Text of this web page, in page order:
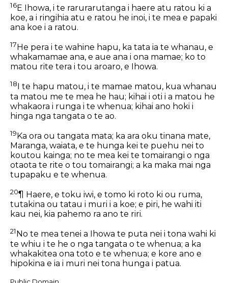
16E Ihowa, i te rarurarutanga i haere atu ratou ki a
koe, a i ringihia atu e ratou he inoi, i te mea e papaki
ana koe i a ratou.
17 He pera i te wahine hapu, ka tata ia te whanau, e
whakamamae ana, e aue ana i ona mamae; ko to
matou rite tera i tou aroaro, e Ihowa.
18
I te hapu matou, i te mamae matou, kua whanau
ta matou me te mea he hau; kihai i oti i a matou he
whakaora i runga i te whenua; kihai ano hoki i
hinga nga tangata o te ao.
19Ka ora ou tangata mata; ka ara oku tinana mate,
Maranga, waiata, e te hunga kei te puehu nei to
koutou kainga; no te mea kei te tomairangi o nga
otaota te rite o tou tomairangi; a ka maka mai nga
tupapaku e te whenua.
20¶ Haere, e toku iwi, e tomo ki roto ki ou ruma,
tutakina ou tatau i muri i a koe; e piri, he wahi iti
kau nei, kia pahemo ra ano te riri.
21 No te mea tenei a Ihowa te puta nei i tona wahi ki
te whiu i te he o nga tangata o te whenua; a ka
whakakitea ona toto e te whenua; e kore ano e
hipokina e ia i muri nei tona hunga i patua.
Public Domain